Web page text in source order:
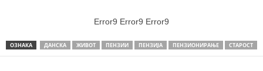
Error9 Error9 Error9
ОЗНАКА ДАНСКА ЖИВОТ ПЕНЗИИ ПЕНЗИЈА ПЕНЗИОНИРАЊЕ СТАРОСТ